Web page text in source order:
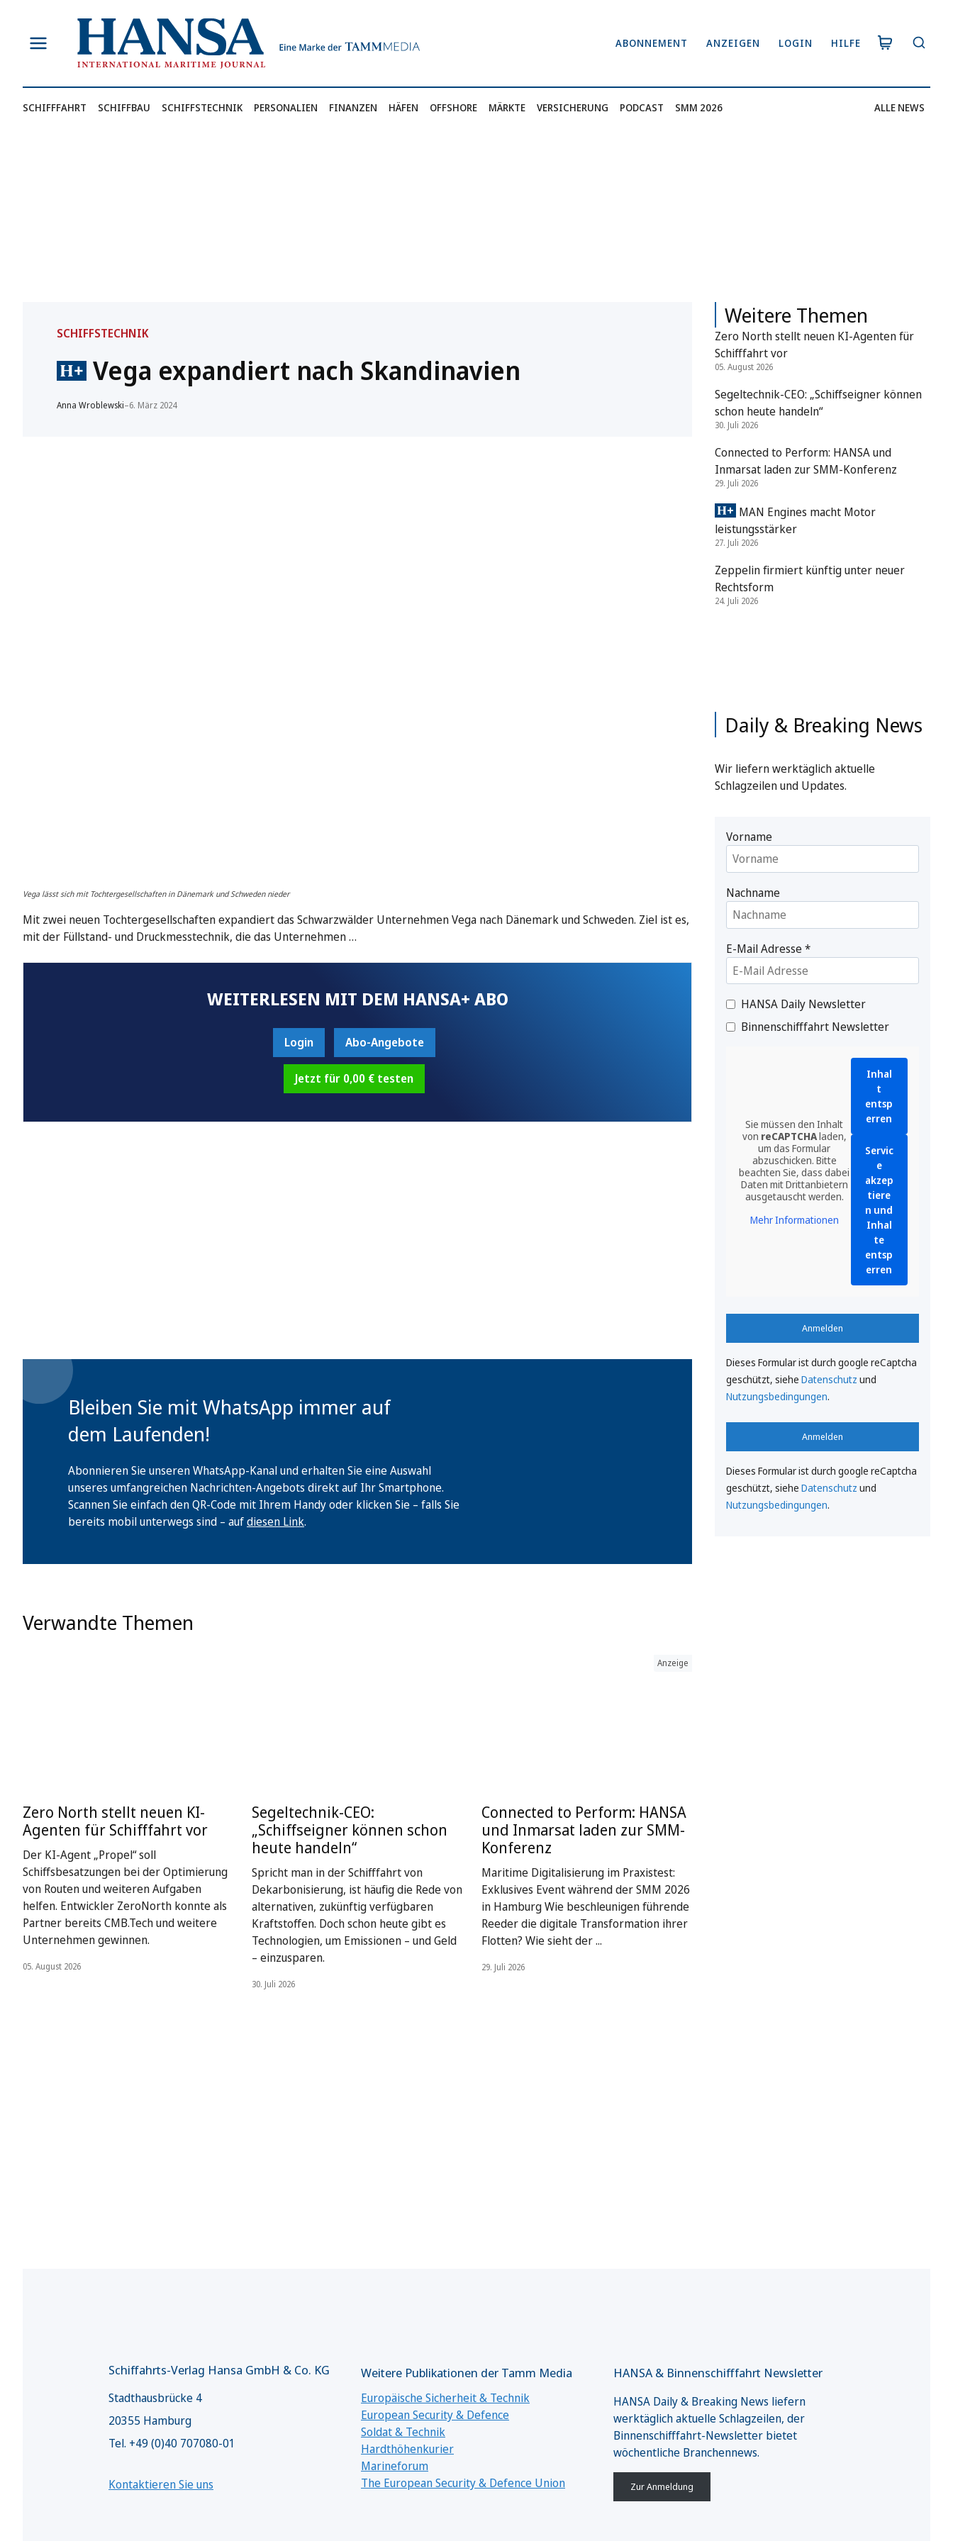
springen
ABONNEMENT ANZEIGEN LOGIN HILFE
SCHIFFFAHRT SCHIFFBAU SCHIFFSTECHNIK PERSONALIEN FINANZEN HÄFEN OFFSHORE MÄRKTE VERSICHERUNG PODCAST SMM 2026 ALLE NEWS
SCHIFFSTECHNIK
Vega expandiert nach Skandinavien
Anna Wroblewski–6. März 2024
Vega lässt sich mit Tochtergesellschaften in Dänemark und Schweden nieder
Mit zwei neuen Tochtergesellschaften expandiert das Schwarzwälder Unternehmen Vega nach Dänemark und Schweden. Ziel ist es,
mit der Füllstand- und Druckmesstechnik, die das Unternehmen …
WEITERLESEN MIT DEM HANSA+ ABO
Login Abo-Angebote
Jetzt für 0,00 € testen
Bleiben Sie mit WhatsApp immer auf
dem Laufenden!
Abonnieren Sie unseren WhatsApp-Kanal und erhalten Sie eine Auswahl
unseres umfangreichen Nachrichten-Angebots direkt auf Ihr Smartphone.
Scannen Sie einfach den QR-Code mit Ihrem Handy oder klicken Sie – falls Sie
bereits mobil unterwegs sind – aufdiesen Link.
Verwandte Themen
Zero North stellt neuen KI-
Agenten für Schifffahrt vor
Der KI-Agent „Propel“ soll
Schiffsbesatzungen bei der Optimierung
von Routen und weiteren Aufgaben
helfen. Entwickler ZeroNorth konnte als
Partner bereits CMB.Tech und weitere
Unternehmen gewinnen.
05. August 2026
Segeltechnik-CEO:
„Schiffseigner können schon
heute handeln“
Spricht man in der Schifffahrt von
Dekarbonisierung, ist häufig die Rede von
alternativen, zukünftig verfügbaren
Kraftstoffen. Doch schon heute gibt es
Technologien, um Emissionen – und Geld
– einzusparen.
30. Juli 2026
Anzeige
Connected to Perform: HANSA
und Inmarsat laden zur SMM-
Konferenz
Maritime Digitalisierung im Praxistest:
Exklusives Event während der SMM 2026
in Hamburg Wie beschleunigen führende
Reeder die digitale Transformation ihrer
Flotten? Wie sieht der ...
29. Juli 2026
Weitere Themen
Zero North stellt neuen KI-Agenten für
Schifffahrt vor
05. August 2026
Segeltechnik-CEO: „Schiffseigner können
schon heute handeln“
30. Juli 2026
Connected to Perform: HANSA und
Inmarsat laden zur SMM-Konferenz
29. Juli 2026
MAN Engines macht Motor
leistungsstärker
27. Juli 2026
Zeppelin firmiert künftig unter neuer
Rechtsform
24. Juli 2026
Daily & Breaking News
Wir liefern werktäglich aktuelle
Schlagzeilen und Updates.
Vorname
Nachname
E-Mail Adresse*
HANSA Daily Newsletter
Binnenschifffahrt Newsletter
Sie müssen den Inhalt
von reCAPTCHAladen,
um das Formular
abzuschicken. Bitte
beachten Sie, dass dabei
Daten mit Drittanbietern
ausgetauscht werden.
Mehr Informationen
Inhal
t
entsp
erren
Servic
e
akzep
tiere
n und
Inhal
te
entsp
erren
Anmelden
Dieses Formular ist durch google reCaptcha
geschützt, siehe Datenschutz und
Nutzungsbedingungen.
Anmelden
Dieses Formular ist durch google reCaptcha
geschützt, siehe Datenschutz und
Nutzungsbedingungen.
Schiffahrts-Verlag Hansa GmbH & Co. KG
Stadthausbrücke 4
20355 Hamburg
Tel. +49 (0)40 707080-01
Kontaktieren Sie uns
Weitere Publikationen der Tamm Media
Europäische Sicherheit & Technik
European Security & Defence
Soldat & Technik
Hardthöhenkurier
Marineforum
The European Security & Defence Union
HANSA & Binnenschifffahrt Newsletter
HANSA Daily & Breaking News liefern
werktäglich aktuelle Schlagzeilen, der
Binnenschifffahrt-Newsletter bietet
wöchentliche Branchennews.
Zur Anmeldung